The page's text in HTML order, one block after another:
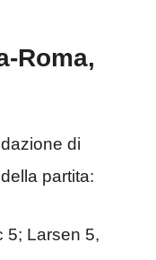
Roma,
di
partita:
5; Larsen 5,